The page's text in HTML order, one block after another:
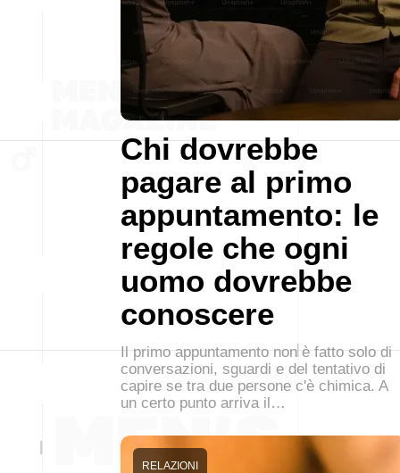
Chi dovrebbe
pagare al primo
appuntamento: le
regole che ogni
uomo dovrebbe
conoscere
Il primo appuntamento non è fatto solo di
conversazioni, sguardi e del tentativo di
capire se tra due persone c'è chimica. A
un certo punto arriva il…
RELAZIONI